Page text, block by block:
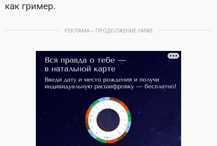
как гример.
РЕКЛАМА – ПРОДОЛЖЕНИЕ НИЖЕ